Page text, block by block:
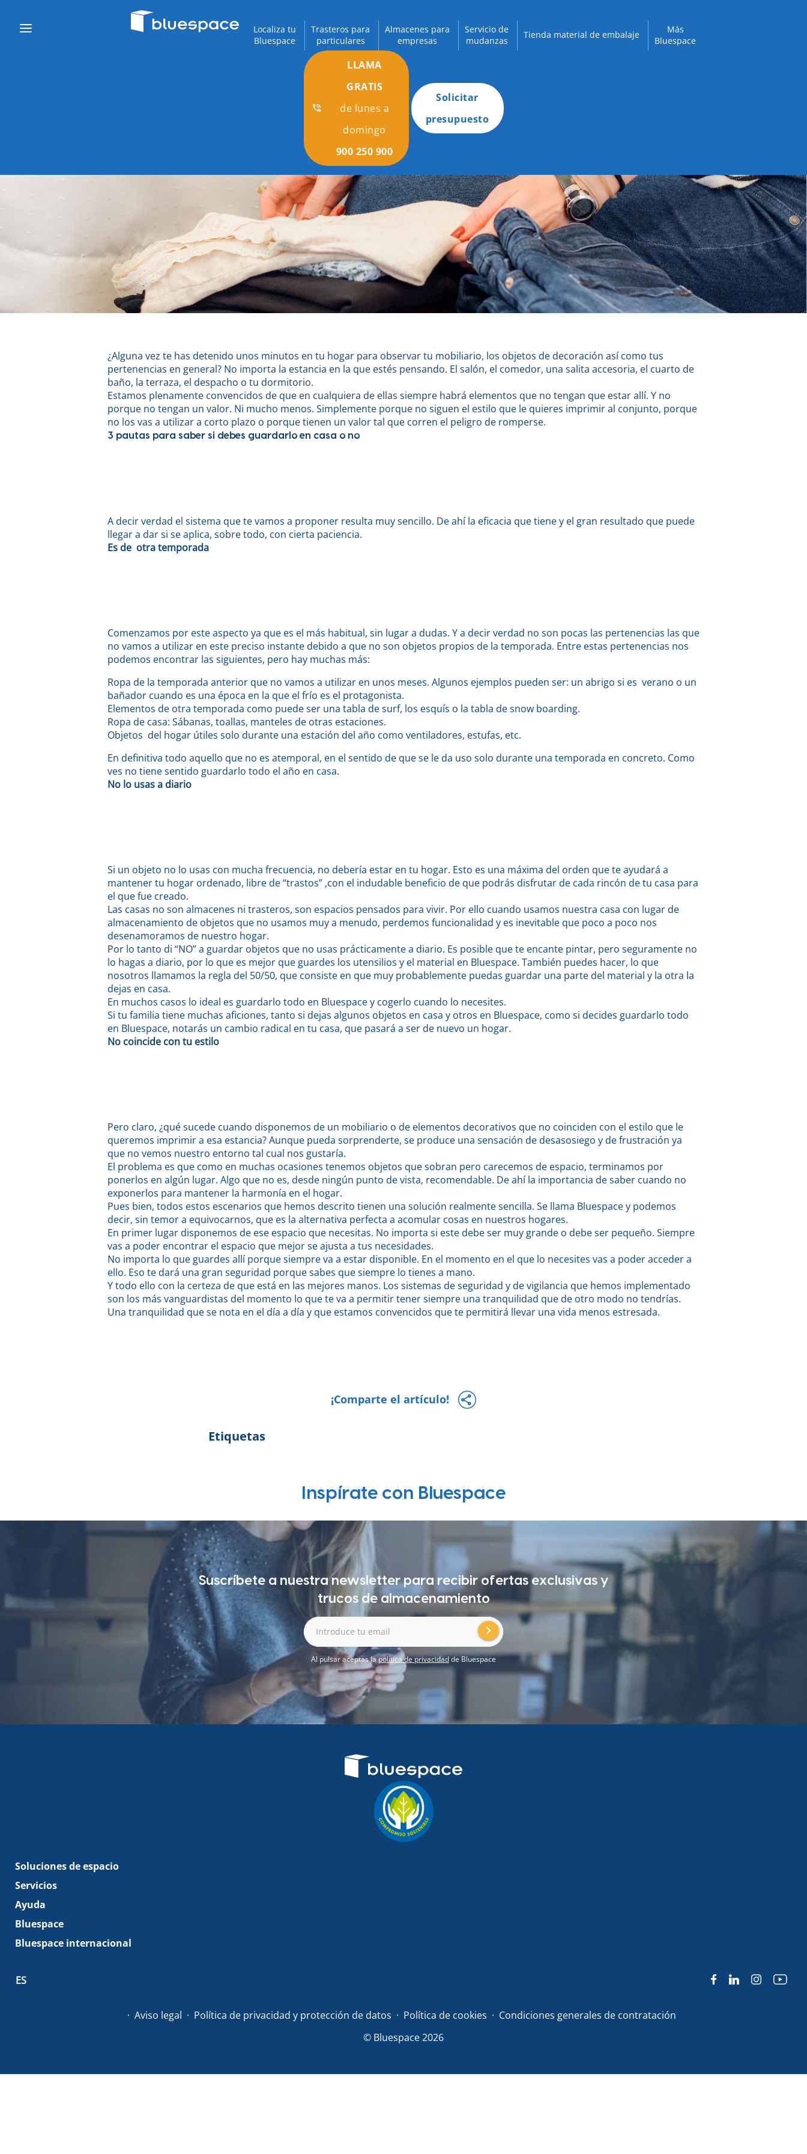
Localiza tu
Bluespace
Trasteros para
particulares
Almacenes para
empresas
Servicio de
mudanzas
Tienda material de embalaje
Más
Bluespace
LLAMA
GRATIS
de lunes a
domingo
900 250 900
Solicitar
presupuesto
¿Alguna vez te has detenido unos minutos en tu hogar para observar tu mobiliario, los objetos de decoración así como tus
pertenencias en general? No importa la estancia en la que estés pensando. El salón, el comedor, una salita accesoria, el cuarto de
baño, la terraza, el despacho o tu dormitorio.
Estamos plenamente convencidos de que en cualquiera de ellas siempre habrá elementos que no tengan que estar allí. Y no
porque no tengan un valor. Ni mucho menos. Simplemente porque no siguen el estilo que le quieres imprimir al conjunto, porque
no los vas a utilizar a corto plazo o porque tienen un valor tal que corren el peligro de romperse.
3 pautas para saber si debes guardarlo en casa o no
A decir verdad el sistema que te vamos a proponer resulta muy sencillo. De ahí la eficacia que tiene y el gran resultado que puede
llegar a dar si se aplica, sobre todo, con cierta paciencia.
Es de otra temporada
Comenzamos por este aspecto ya que es el más habitual, sin lugar a dudas. Y a decir verdad no son pocas las pertenencias las que
no vamos a utilizar en este preciso instante debido a que no son objetos propios de la temporada. Entre estas pertenencias nos
podemos encontrar las siguientes, pero hay muchas más:
Ropa de la temporada anterior que no vamos a utilizar en unos meses. Algunos ejemplos pueden ser: un abrigo si es verano o un
bañador cuando es una época en la que el frío es el protagonista.
Elementos de otra temporada como puede ser una tabla de surf, los esquís o la tabla de snow boarding.
Ropa de casa: Sábanas, toallas, manteles de otras estaciones.
Objetos del hogar útiles solo durante una estación del año como ventiladores, estufas, etc.
En definitiva todo aquello que no es atemporal, en el sentido de que se le da uso solo durante una temporada en concreto. Como
ves no tiene sentido guardarlo todo el año en casa.
No lo usas a diario
Si un objeto no lo usas con mucha frecuencia, no debería estar en tu hogar. Esto es una máxima del orden que te ayudará a
mantener tu hogar ordenado, libre de “trastos” ,con el indudable beneficio de que podrás disfrutar de cada rincón de tu casa para
el que fue creado.
Las casas no son almacenes ni trasteros, son espacios pensados para vivir. Por ello cuando usamos nuestra casa con lugar de
almacenamiento de objetos que no usamos muy a menudo, perdemos funcionalidad y es inevitable que poco a poco nos
desenamoramos de nuestro hogar.
Por lo tanto di “NO” a guardar objetos que no usas prácticamente a diario. Es posible que te encante pintar, pero seguramente no
lo hagas a diario, por lo que es mejor que guardes los utensilios y el material en Bluespace. También puedes hacer, lo que
nosotros llamamos la regla del 50/50, que consiste en que muy probablemente puedas guardar una parte del material y la otra la
dejas en casa.
En muchos casos lo ideal es guardarlo todo en Bluespace y cogerlo cuando lo necesites.
Si tu familia tiene muchas aficiones, tanto si dejas algunos objetos en casa y otros en Bluespace, como si decides guardarlo todo
en Bluespace, notarás un cambio radical en tu casa, que pasará a ser de nuevo un hogar.
No coincide con tu estilo
Pero claro, ¿qué sucede cuando disponemos de un mobiliario o de elementos decorativos que no coinciden con el estilo que le
queremos imprimir a esa estancia? Aunque pueda sorprenderte, se produce una sensación de desasosiego y de frustración ya
que no vemos nuestro entorno tal cual nos gustaría.
El problema es que como en muchas ocasiones tenemos objetos que sobran pero carecemos de espacio, terminamos por
ponerlos en algún lugar. Algo que no es, desde ningún punto de vista, recomendable. De ahí la importancia de saber cuando no
exponerlos para mantener la harmonía en el hogar.
Pues bien, todos estos escenarios que hemos descrito tienen una solución realmente sencilla. Se llama Bluespace y podemos
decir, sin temor a equivocarnos, que es la alternativa perfecta a acomular cosas en nuestros hogares.
En primer lugar disponemos de ese espacio que necesitas. No importa si este debe ser muy grande o debe ser pequeño. Siempre
vas a poder encontrar el espacio que mejor se ajusta a tus necesidades.
No importa lo que guardes allí porque siempre va a estar disponible. En el momento en el que lo necesites vas a poder acceder a
ello. Eso te dará una gran seguridad porque sabes que siempre lo tienes a mano.
Y todo ello con la certeza de que está en las mejores manos. Los sistemas de seguridad y de vigilancia que hemos implementado
son los más vanguardistas del momento lo que te va a permitir tener siempre una tranquilidad que de otro modo no tendrías.
Una tranquilidad que se nota en el día a día y que estamos convencidos que te permitirá llevar una vida menos estresada.
¡Comparte el artículo!
Etiquetas
Inspírate con Bluespace
Suscríbete a nuestra newsletter para recibir ofertas exclusivas y
trucos de almacenamiento
Introduce tu email
Al pulsar aceptas lapolítica de privacidadde Bluespace
Soluciones de espacio
Servicios
Ayuda
Bluespace
Bluespace internacional
© Bluespace 2026
Aviso legal Política de privacidad y protección de datos Política de cookies Condiciones generales de contratación
ES